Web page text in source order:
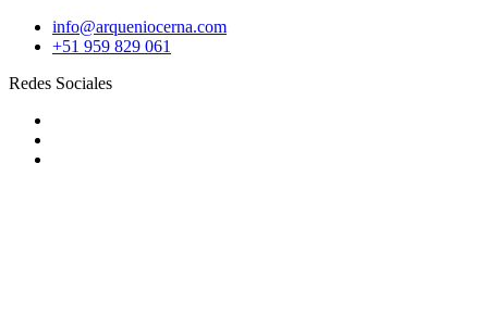
info@arqueniocerna.com
+51 959 829 061
Redes Sociales